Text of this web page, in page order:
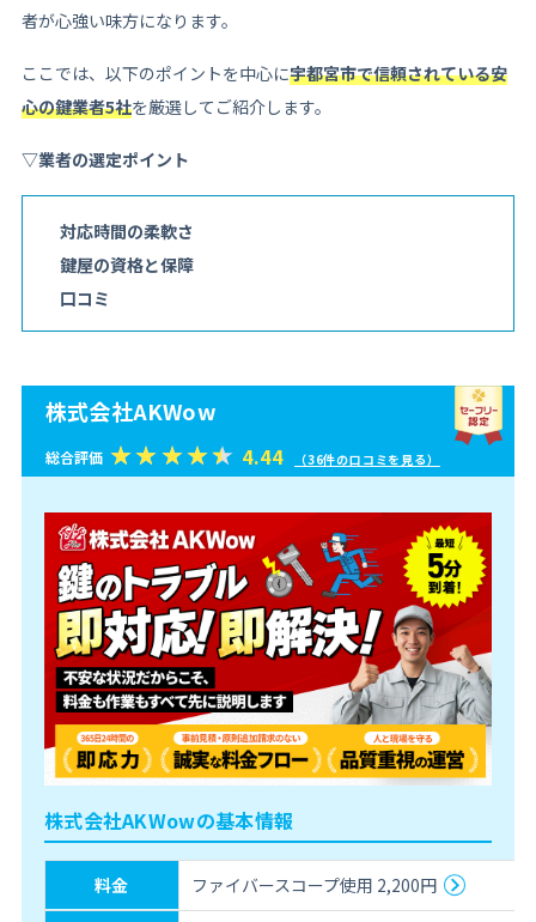
者が心強い味方になります。
ここでは、以下のポイントを中心に宇都宮市で信頼されている安
心の鍵業者5社を厳選してご紹介します。
▽業者の選定ポイント
対応時間の柔軟さ
鍵屋の資格と保障
口コミ
株式会社AKWow
総合評価 4.44 （36件の口コミを見る）
株式会社AKWowの基本情報
料金 ファイバースコープ使用 2,200円